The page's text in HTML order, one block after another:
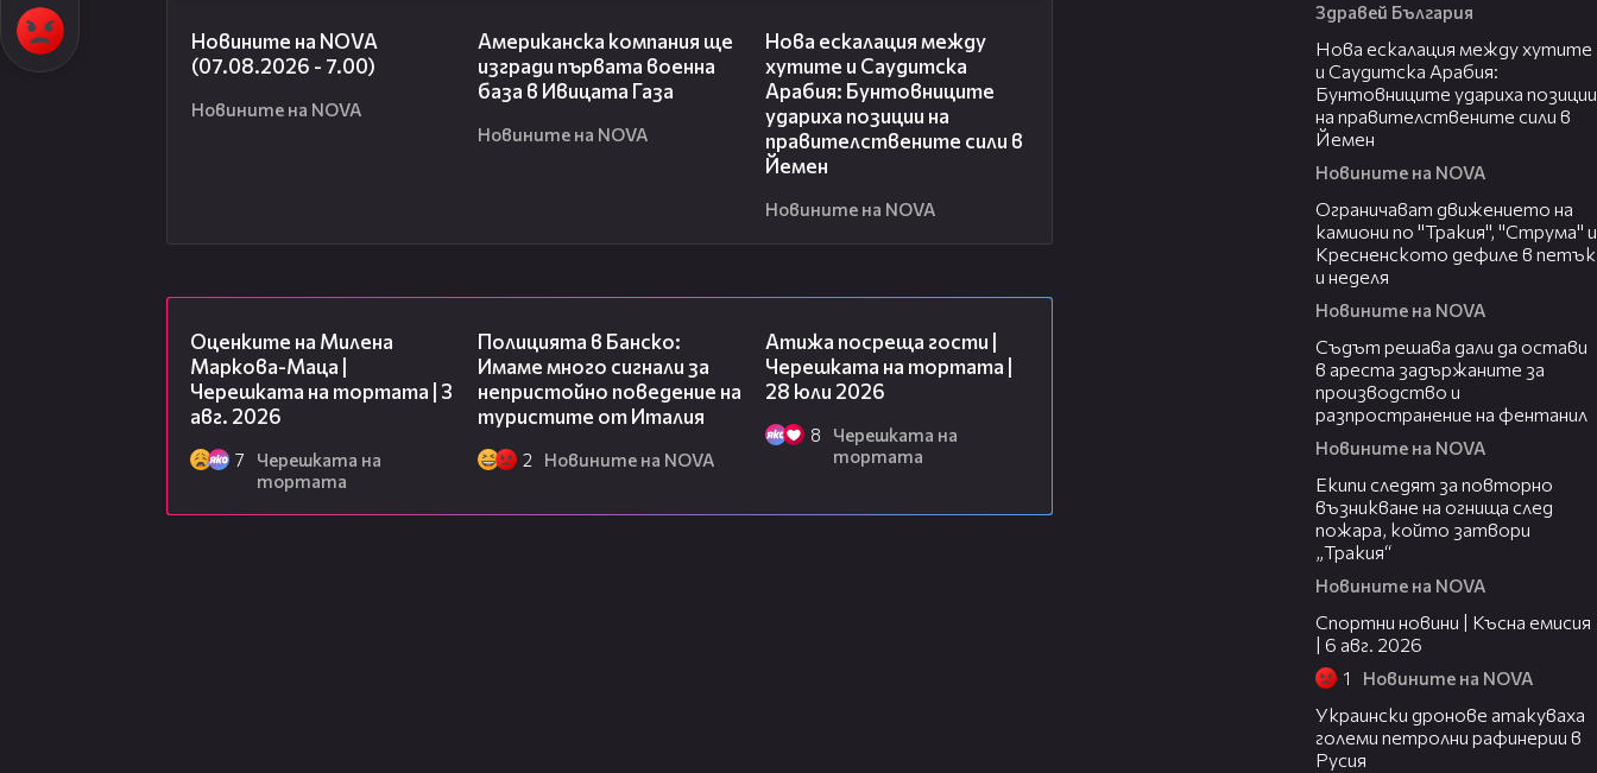
Новините на NOVA
(07.08.2026 - 7.00)
Новините на NOVA
Американска компания ще
изгради първата военна
база в Ивицата Газа
Новините на NOVA
Нова ескалация между
хутите и Саудитска
Арабия: Бунтовниците
удариха позиции на
правителствените сили в
Йемен
Новините на NOVA
Оценките на Милена
Маркова-Маца |
Черешката на тортата | 3
авг. 2026
7
Черешката на
тортата
Полицията в Банско:
Имаме много сигнали за
непристойно поведение на
туристите от Италия
2 Новините на NOVA
Атижа посреща гости |
Черешката на тортата |
28 юли 2026
8
Черешката на
тортата
Здравей България
Нова ескалация между хутите
и Саудитска Арабия:
Бунтовниците удариха позиции
на правителствените сили в
Йемен
Новините на NOVA
Ограничават движението на
камиони по "Тракия", "Струма" и
Кресненското дефиле в петък
и неделя
Новините на NOVA
Съдът решава дали да остави
в ареста задържаните за
производство и
разпространение на фентанил
Новините на NOVA
Екипи следят за повторно
възникване на огнища след
пожара, който затвори
„Тракия“
Новините на NOVA
Спортни новини | Късна емисия
| 6 авг. 2026
1 Новините на NOVA
Украински дронове атакуваха
големи петролни рафинерии в
Русия